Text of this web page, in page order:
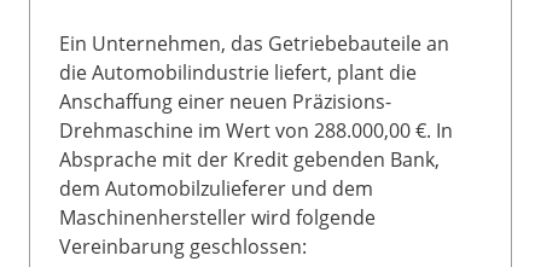
Ein Unternehmen, das Getriebebauteile an
die Automobilindustrie liefert, plant die
Anschaffung einer neuen Präzisions-
Drehmaschine im Wert von 288.000,00 €. In
Absprache mit der Kredit gebenden Bank,
dem Automobilzulieferer und dem
Maschinenhersteller wird folgende
Vereinbarung geschlossen: